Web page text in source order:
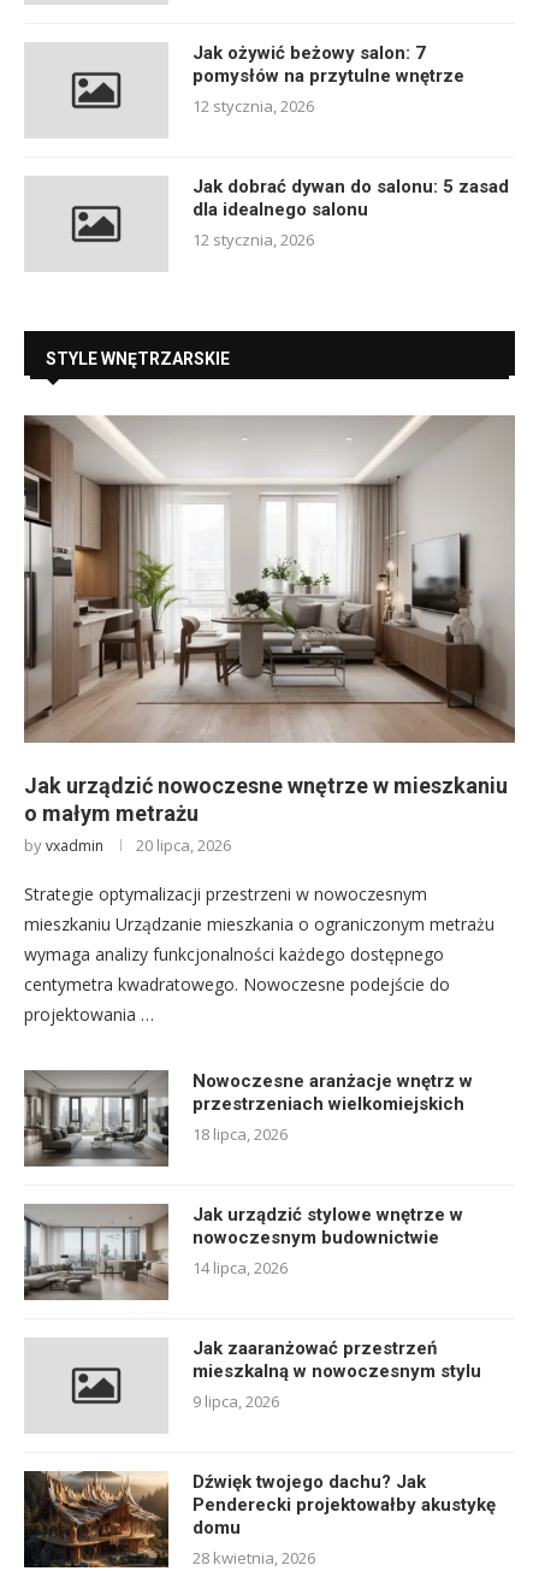
Jak ożywić beżowy salon: 7
pomysłów na przytulne wnętrze
12 stycznia, 2026
Jak dobrać dywan do salonu: 5 zasad
dla idealnego salonu
12 stycznia, 2026
STYLE WNĘTRZARSKIE
Jak urządzić nowoczesne wnętrze w mieszkaniu
o małym metrażu
byvxadmin 20 lipca, 2026
Strategie optymalizacji przestrzeni w nowoczesnym
mieszkaniu Urządzanie mieszkania o ograniczonym metrażu
wymaga analizy funkcjonalności każdego dostępnego
centymetra kwadratowego. Nowoczesne podejście do
projektowania …
Nowoczesne aranżacje wnętrz w
przestrzeniach wielkomiejskich
18 lipca, 2026
Jak urządzić stylowe wnętrze w
nowoczesnym budownictwie
14 lipca, 2026
Jak zaaranżować przestrzeń
mieszkalną w nowoczesnym stylu
9 lipca, 2026
Dźwięk twojego dachu? Jak
Penderecki projektowałby akustykę
domu
28 kwietnia, 2026